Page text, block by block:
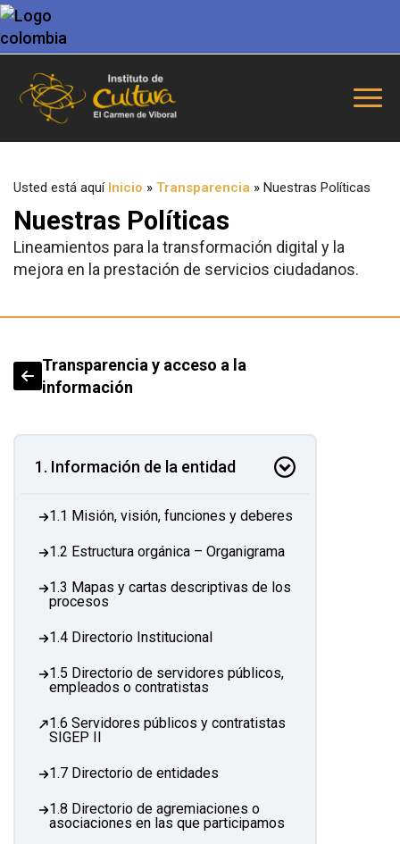
Usted está aquí Inicio » Transparencia » Nuestras Políticas
Nuestras Políticas
Lineamientos para la transformación digital y la
mejora en la prestación de servicios ciudadanos.
Transparencia y acceso a la
información
1. Información de la entidad
1.1 Misión, visión, funciones y deberes
1.2 Estructura orgánica – Organigrama
1.3 Mapas y cartas descriptivas de los
procesos
1.4 Directorio Institucional
1.5 Directorio de servidores públicos,
empleados o contratistas
1.6 Servidores públicos y contratistas
SIGEP II
1.7 Directorio de entidades
1.8 Directorio de agremiaciones o
asociaciones en las que participamos